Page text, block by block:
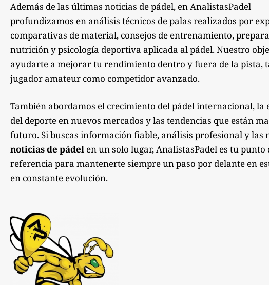
Además de las últimas noticias de pádel, en AnalistasPadel
profundizamos en análisis técnicos de palas realizados por
comparativas de material, consejos de entrenamiento,
nutrición y psicología deportiva aplicada al pádel. Nuestro
ayudarte a mejorar tu rendimiento dentro y fuera de la pista,
jugador amateur como competidor avanzado.
También abordamos el crecimiento del pádel internacional, la
del deporte en nuevos mercados y las tendencias que están
futuro. Si buscas información fiable, análisis profesional y las
noticias de pádel en un solo lugar, AnalistasPadel es tu punto
referencia para mantenerte siempre un paso por delante en
en constante evolución.